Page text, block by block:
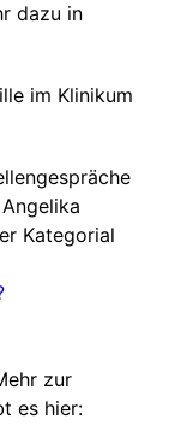
dazu in
im Klinikum
Kategorial
zur
es hier: